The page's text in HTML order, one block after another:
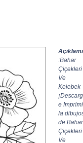
:Bahar
Çiçekleri
Ve
Kelebek
e
la
de Bahar
Çiçekleri
Ve